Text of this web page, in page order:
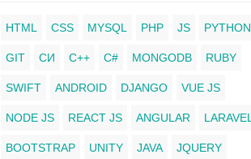
HTML CSS MYSQL PHP JS PYTHON
GIT СИ C++ C# MONGODB RUBY
SWIFT ANDROID DJANGO VUE JS
NODE JS REACT JS ANGULAR LARAVEL
BOOTSTRAP UNITY JAVA JQUERY